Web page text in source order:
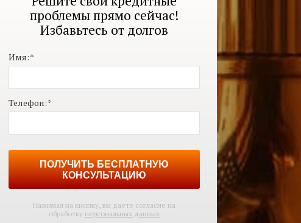
проблемы прямо сейчас!
Избавьтесь от долгов
Имя:*
Телефон:*
ПОЛУЧИТЬ БЕСПЛАТНУЮ
КОНСУЛЬТАЦИЮ
Нажимая на кнопку, вы даете согласие на
обработку персональных данных